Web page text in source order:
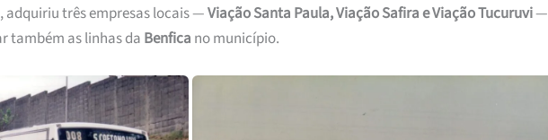
adquiriu três empresas locais —Viação Santa Paula, Viação Safira e Viação Tucuruvi—
também as linhas da Benfica no município.